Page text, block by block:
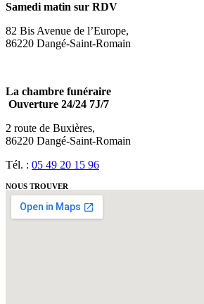
Samedi matin sur RDV
82 Bis Avenue de l’Europe,
86220 Dangé-Saint-Romain
La chambre funéraire
Ouverture 24/24 7J/7
2 route de Buxières,
86220 Dangé-Saint-Romain
Tél. : 05 49 20 15 96
NOUS TROUVER